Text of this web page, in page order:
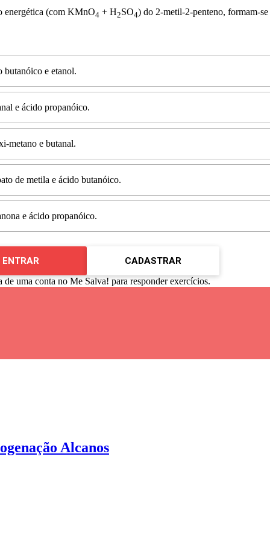
energética (com KMnO4 + H2SO4) do 2-metil-2-penteno, formam-se
butanóico e etanol.
e ácido propanóico.
metano e butanal.
de metila e ácido butanóico.
e ácido propanóico.
ENTRAR CADASTRAR
de uma conta no Me Salva! para responder exercícios.
Alcanos